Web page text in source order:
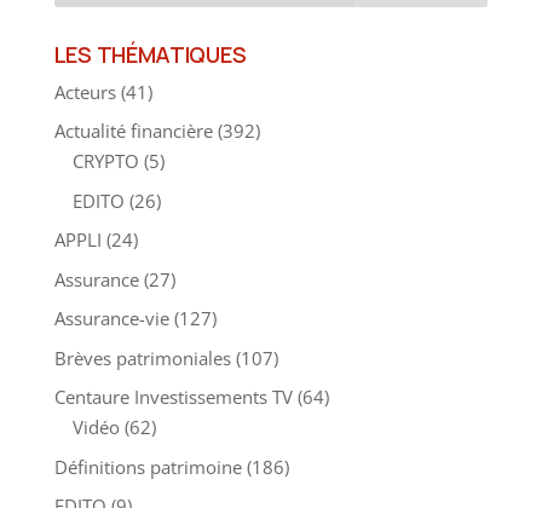
LES THÉMATIQUES
Acteurs(41)
Actualité financière(392)
CRYPTO (5)
EDITO (26)
APPLI (24)
Assurance(27)
Assurance-vie(127)
Brèves patrimoniales(107)
Centaure Investissements TV(64)
Vidéo(62)
Définitions patrimoine(186)